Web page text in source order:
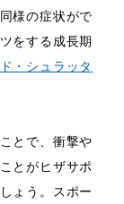
様の症状がで
をする成長期
・シュラッタ
とで、衝撃や
とがヒザサポ
ょう。スポー